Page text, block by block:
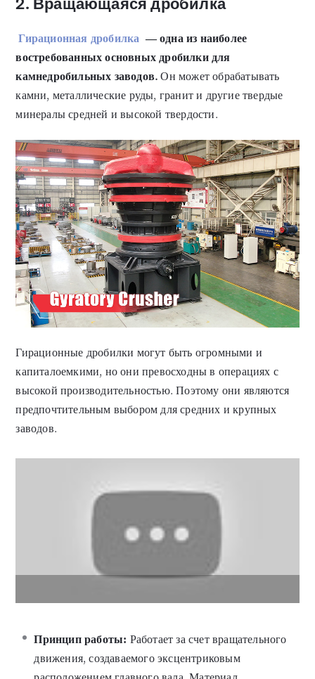
Гирационная дробилка — одна из наиболее
востребованных основных дробилки для
камнедробильных заводов.Он может обрабатывать
камни, металлические руды, гранит и другие твердые
минералы средней и высокой твердости.
Гирационные дробилки могут быть огромными и
капиталоемкими, но они превосходны в операциях с
высокой производительностью. Поэтому они являются
предпочтительным выбором для средних и крупных
заводов.
Принцип работы: Работает за счет вращательного
движения, создаваемого эксцентриковым